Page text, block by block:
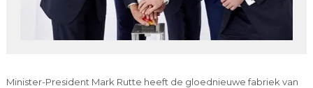
Minister-President Mark Rutte heeft de gloednieuwe fabriek van